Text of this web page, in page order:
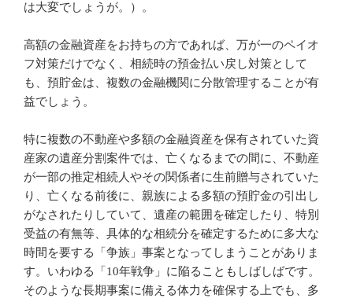
は大変でしょうが。）。
高額の金融資産をお持ちの方であれば、万が一のペイオ
フ対策だけでなく、相続時の預金払い戻し対策として
も、預貯金は、複数の金融機関に分散管理することが有
益でしょう。
特に複数の不動産や多額の金融資産を保有されていた資
産家の遺産分割案件では、亡くなるまでの間に、不動産
が一部の推定相続人やその関係者に生前贈与されていた
り、亡くなる前後に、親族による多額の預貯金の引出し
がなされたりしていて、遺産の範囲を確定したり、特別
受益の有無等、具体的な相続分を確定するために多大な
時間を要する「争族」事案となってしまうことがありま
す。いわゆる「10年戦争」に陥ることもしばしばです。
そのような長期事案に備える体力を確保する上でも、多